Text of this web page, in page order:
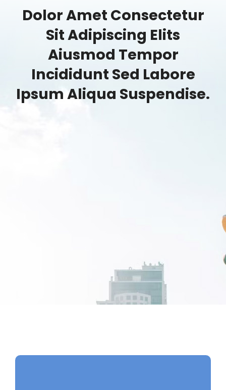
Dolor Amet Consectetur
Sit Adipiscing Elits
Aiusmod Tempor
Incididunt Sed Labore
Ipsum Aliqua Suspendise.